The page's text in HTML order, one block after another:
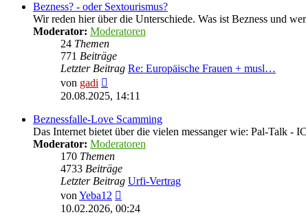
Bezness? - oder Sextourismus?
Wir reden hier über die Unterschiede. Was ist Bezness und
Moderator: Moderatoren
24 Themen
771 Beiträge
Letzter Beitrag Re: Europäische Frauen + musl…
von gadi
Beitrag
20.08.2025, 14:11
Beznessfalle-Love Scamming
Das Internet bietet über die vielen messanger wie: Pal-Talk -
Moderator: Moderatoren
170 Themen
4733 Beiträge
Letzter Beitrag Urfi-Vertrag
von Yeba12
Beitrag
10.02.2026, 00:24